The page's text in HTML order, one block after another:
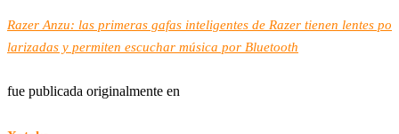
Razer Anzu: las primeras gafas inteligentes de Razer tienen lentes po
larizadas y permiten escuchar música por Bluetooth
fue publicada originalmente en